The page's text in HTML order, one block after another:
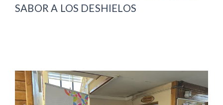
SABOR A LOS DESHIELOS